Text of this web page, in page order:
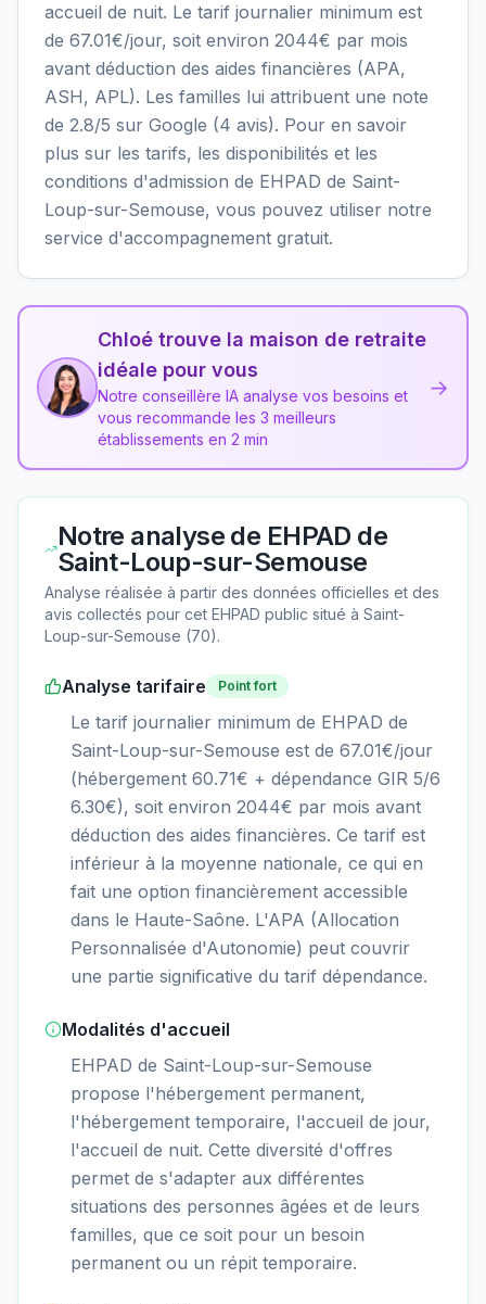
accueil de nuit. Le tarif journalier minimum est
de 67.01€/jour, soit environ 2044€ par mois
avant déduction des aides financières (APA,
ASH, APL). Les familles lui attribuent une note
de 2.8/5 sur Google (4 avis). Pour en savoir
plus sur les tarifs, les disponibilités et les
conditions d'admission de EHPAD de Saint-
Loup-sur-Semouse, vous pouvez utiliser notre
service d'accompagnement gratuit.
Chloé trouve la maison de retraite
idéale pour vous
Notre conseillère IA analyse vos besoins et
vous recommande les 3 meilleurs
établissements en 2 min
→
Notre analyse de EHPAD de
Saint-Loup-sur-Semouse
Analyse réalisée à partir des données officielles et des
avis collectés pour cet EHPAD public situé à Saint-
Loup-sur-Semouse (70).
Analyse tarifaire Point fort
Le tarif journalier minimum de EHPAD de
Saint-Loup-sur-Semouse est de 67.01€/jour
(hébergement 60.71€ + dépendance GIR 5/6
6.30€), soit environ 2044€ par mois avant
déduction des aides financières. Ce tarif est
inférieur à la moyenne nationale, ce qui en
fait une option financièrement accessible
dans le Haute-Saône. L'APA (Allocation
Personnalisée d'Autonomie) peut couvrir
une partie significative du tarif dépendance.
Modalités d'accueil
EHPAD de Saint-Loup-sur-Semouse
propose l'hébergement permanent,
l'hébergement temporaire, l'accueil de jour,
l'accueil de nuit. Cette diversité d'offres
permet de s'adapter aux différentes
situations des personnes âgées et de leurs
familles, que ce soit pour un besoin
permanent ou un répit temporaire.